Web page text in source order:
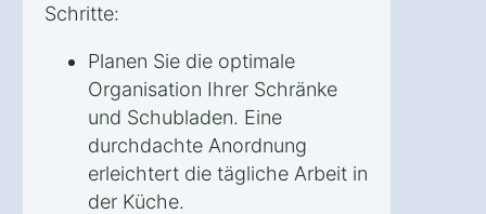
Schritte:
Planen Sie die optimale
Organisation Ihrer Schränke
und Schubladen. Eine
durchdachte Anordnung
erleichtert die tägliche Arbeit in
der Küche.